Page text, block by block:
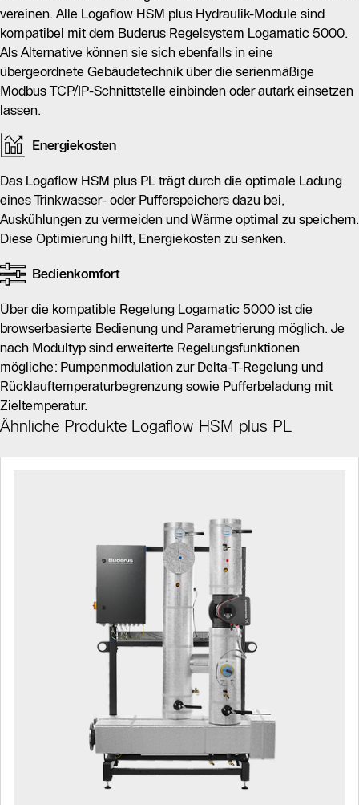
vereinen. Alle Logaflow HSM plus Hydraulik-Module sind
kompatibel mit dem Buderus Regelsystem Logamatic 5000.
Als Alternative können sie sich ebenfalls in eine
übergeordnete Gebäudetechnik über die serienmäßige
Modbus TCP/IP-Schnittstelle einbinden oder autark einsetzen
lassen.
Energiekosten
Das Logaflow HSM plus PL trägt durch die optimale Ladung
eines Trinkwasser- oder Pufferspeichers dazu bei,
Auskühlungen zu vermeiden und Wärme optimal zu speichern.
Diese Optimierung hilft, Energiekosten zu senken.
Bedienkomfort
Über die kompatible Regelung Logamatic 5000 ist die
browserbasierte Bedienung und Parametrierung möglich. Je
nach Modultyp sind erweiterte Regelungsfunktionen
mögliche: Pumpenmodulation zur Delta-T-Regelung und
Rücklauftemperaturbegrenzung sowie Pufferbeladung mit
Zieltemperatur.
Ähnliche Produkte Logaflow HSM plus PL